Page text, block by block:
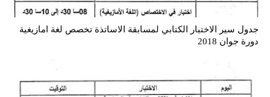
جدول سير الاختبار الكتابي لمسابقة الاساتذة تخصص لغة امازيغية
دورة جوان 2018